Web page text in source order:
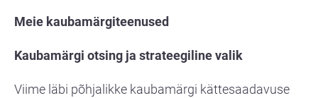
Meie kaubamärgiteenused
Kaubamärgi otsing ja strateegiline valik
Viime läbi põhjalikke kaubamärgi kättesaadavuse